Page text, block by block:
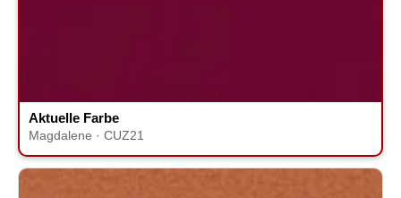
Aktuelle Farbe
Magdalene · CUZ21